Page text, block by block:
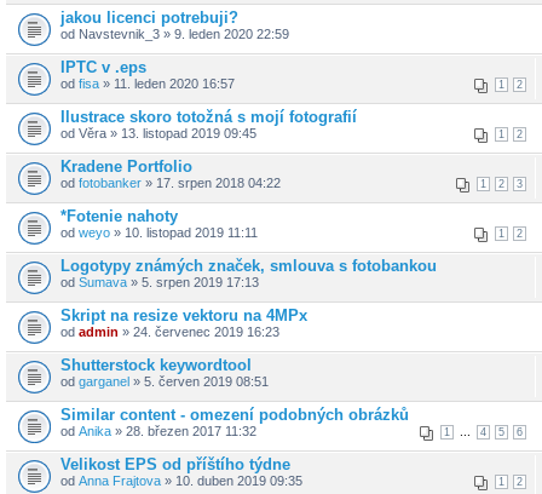
jakou licenci potrebuji?
od Navstevnik_3 » 9. leden 2020 22:59
IPTC v .eps
1 2
od fisa » 11. leden 2020 16:57
Ilustrace skoro totožná s mojí fotografií
1 2
od Věra » 13. listopad 2019 09:45
Kradene Portfolio
1 2 3
od fotobanker » 17. srpen 2018 04:22
*Fotenie nahoty
1 2
od weyo » 10. listopad 2019 11:11
Logotypy známých značek, smlouva s fotobankou
od Sumava » 5. srpen 2019 17:13
Skript na resize vektoru na 4MPx
od admin » 24. červenec 2019 16:23
Shutterstock keywordtool
od garganel » 5. červen 2019 08:51
Similar content - omezení podobných obrázků
1 4 5 6
od Anika » 28. březen 2017 11:32
Velikost EPS od příštího týdne
1 2
od Anna Frajtova » 10. duben 2019 09:35